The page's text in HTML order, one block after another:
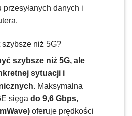
danych i
niż 5G?
szybsze niż 5G, ale
sytuacji i
Maksymalna
sięgado 9,6 Gbps,
oferuje prędkości